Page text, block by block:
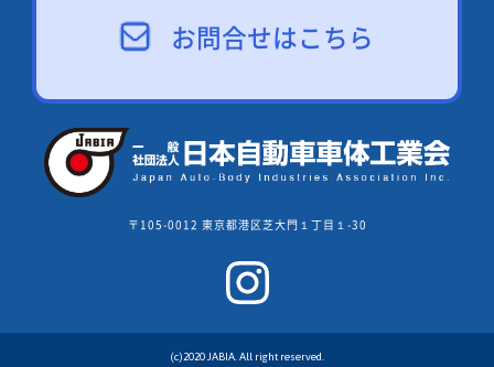
お問合せはこちら
〒105-0012 東京都港区芝大門１丁目１-30
(c)2020 JABIA. All right reserved.